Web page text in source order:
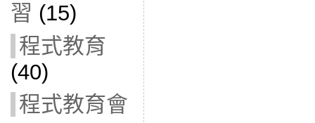
習 (15)
程式教育
(40)
程式教育會